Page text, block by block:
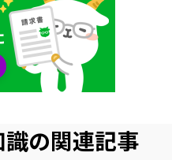
の関連記事